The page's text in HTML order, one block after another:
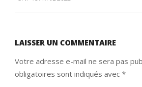
04-
18
LAISSER UN COMMENTAIRE
Votre adresse e-mail ne sera pas
obligatoires sont indiqués avec *